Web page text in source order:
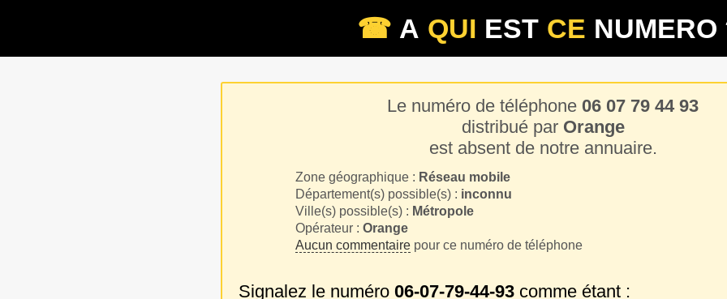
☎ A QUI EST CE NUMERO
Le numéro de téléphone 06 07 79 44 93
distribué par Orange
est absent de notre annuaire.
Zone géographique : Réseau mobile
Département(s) possible(s) : inconnu
Ville(s) possible(s) : Métropole
Opérateur : Orange
Aucun commentairepour ce numéro de téléphone
Signalez le numéro 06-07-79-44-93 comme étant :